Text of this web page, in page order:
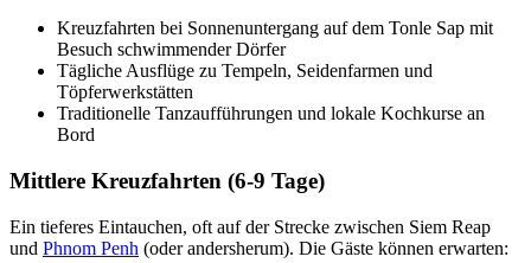
Kreuzfahrten bei Sonnenuntergang auf dem Tonle Sap mit
Besuch schwimmender Dörfer
Tägliche Ausflüge zu Tempeln, Seidenfarmen und
Töpferwerkstätten
Traditionelle Tanzaufführungen und lokale Kochkurse an
Bord
Mittlere Kreuzfahrten (6-9 Tage)
Ein tieferes Eintauchen, oft auf der Strecke zwischen Siem Reap
und Phnom Penh (oder andersherum). Die Gäste können erwarten: